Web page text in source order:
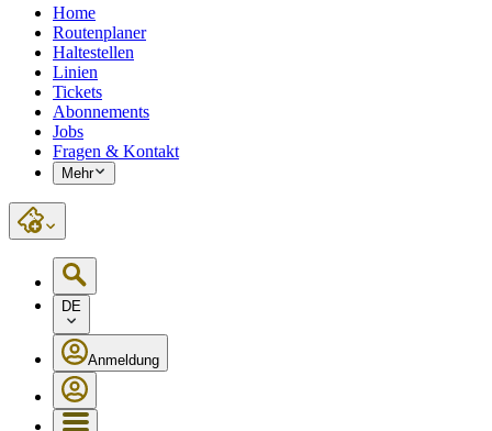
Home
Routenplaner
Haltestellen
Linien
Tickets
Abonnements
Jobs
Fragen & Kontakt
Mehr
DE
Anmeldung